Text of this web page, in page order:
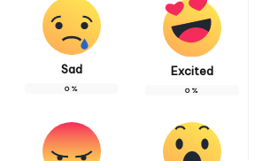
Sad
0%
Excited
0%